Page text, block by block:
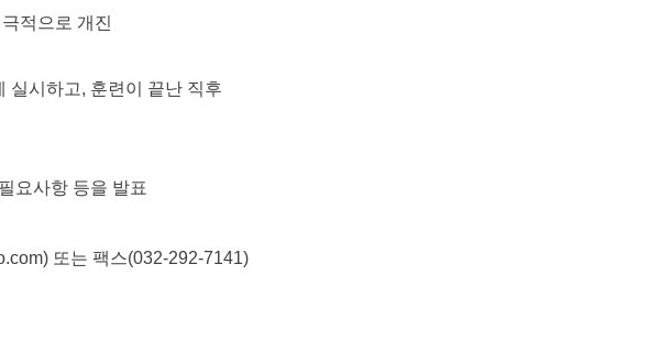
적으로 개진
시하고, 훈련이 끝난 직후
요사항 등을 발표
또는 팩스(032-292-7141)